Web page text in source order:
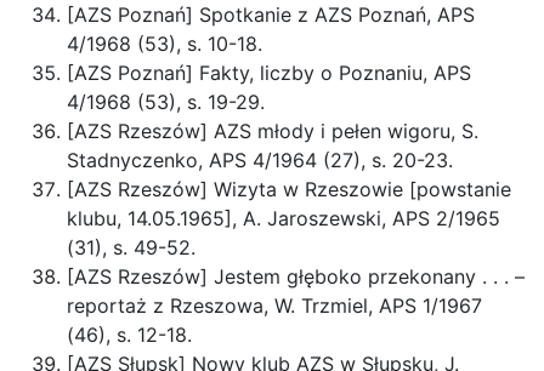
[AZS Poznań] Spotkanie z AZS Poznań, APS
4/1968 (53), s. 10-18.
[AZS Poznań] Fakty, liczby o Poznaniu, APS
4/1968 (53), s. 19-29.
[AZS Rzeszów] AZS młody i pełen wigoru, S.
Stadnyczenko, APS 4/1964 (27), s. 20-23.
[AZS Rzeszów] Wizyta w Rzeszowie [powstanie
klubu, 14.05.1965], A. Jaroszewski, APS 2/1965
(31), s. 49-52.
[AZS Rzeszów] Jestem głęboko przekonany . . . –
reportaż z Rzeszowa, W. Trzmiel, APS 1/1967
(46), s. 12-18.
[AZS Słupsk] Nowy klub AZS w Słupsku, J.